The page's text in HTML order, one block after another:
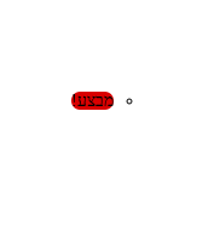
מבצע!